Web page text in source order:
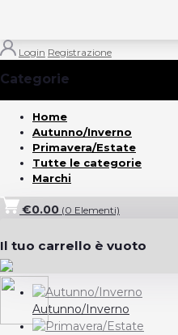
Login Registrazione
Categorie
Home
Autunno/Inverno
Primavera/Estate
Tutte le categorie
Marchi
€0.00 (0 Elementi)
Il tuo carrello è vuoto
Autunno/Inverno